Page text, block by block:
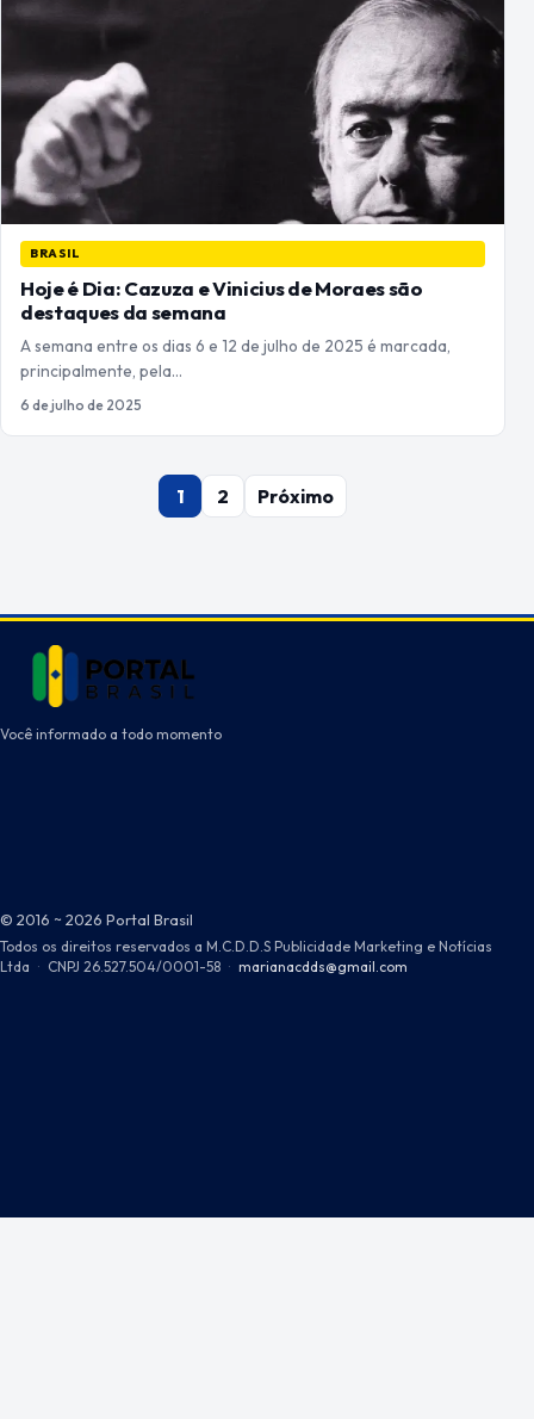
BRASIL
Hoje é Dia: Cazuza e Vinicius de Moraes são
destaques da semana
A semana entre os dias 6 e 12 de julho de 2025 é marcada,
principalmente, pela…
6 de julho de 2025
1 2 Próximo
Você informado a todo momento
© 2016 ~ 2026 Portal Brasil
Todos os direitos reservados a M.C.D.D.S Publicidade Marketing e Notícias
Ltda · CNPJ 26.527.504/0001-58 · marianacdds@gmail.com